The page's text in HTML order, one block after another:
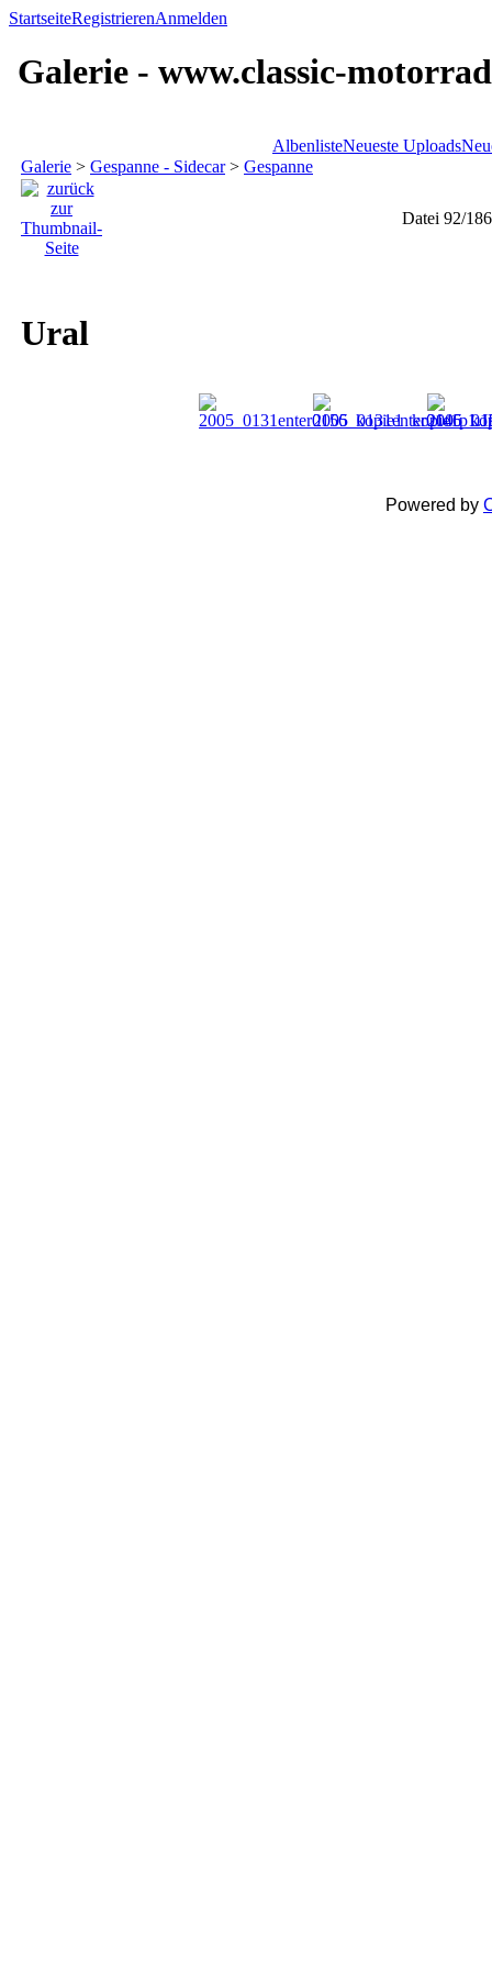
StartseiteRegistrierenAnmelden
Galerie - www.classic-
AlbenlisteNeueste Uploads
Galerie > Gespanne - Sidecar> Gespanne
Datei 92/186
Ural
Powered by